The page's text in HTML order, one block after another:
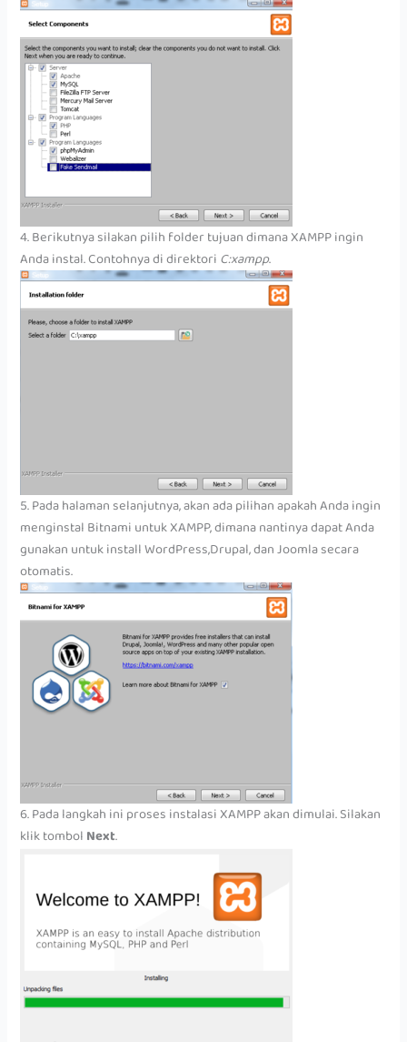
4. Berikutnya silakan pilih folder tujuan dimana XAMPP ingin
Anda instal. Contohnya di direktori C:xampp.
5. Pada halaman selanjutnya, akan ada pilihan apakah Anda ingin
menginstal Bitnami untuk XAMPP, dimana nantinya dapat Anda
gunakan untuk install WordPress,Drupal, dan Joomla secara
otomatis.
6. Pada langkah ini proses instalasi XAMPP akan dimulai. Silakan
klik tombol Next.